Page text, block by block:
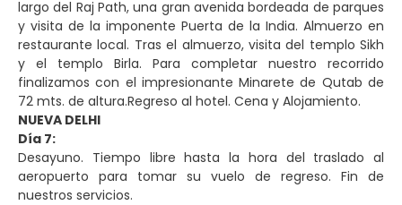
largo del Raj Path, una gran avenida bordeada de parques
y visita de la imponente Puerta de la India. Almuerzo en
restaurante local. Tras el almuerzo, visita del templo Sikh
y el templo Birla. Para completar nuestro recorrido
finalizamos con el impresionante Minarete de Qutab de
72 mts. de altura.Regreso al hotel. Cena y Alojamiento.
NUEVA DELHI
Día 7:
Desayuno. Tiempo libre hasta la hora del traslado al
aeropuerto para tomar su vuelo de regreso. Fin de
nuestros servicios.